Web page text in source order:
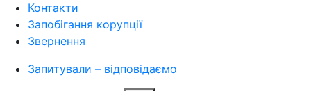
Контакти
Запобігання корупції
Звернення
Запитували – відповідаємо